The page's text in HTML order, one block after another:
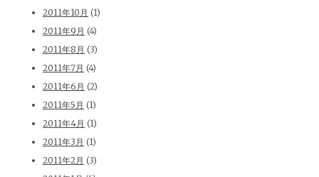
2011年10月 (1)
2011年9月 (4)
2011年8月 (3)
2011年7月 (4)
2011年6月 (2)
2011年5月 (1)
2011年4月 (1)
2011年3月 (1)
2011年2月 (3)